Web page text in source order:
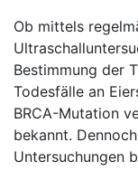
Ob mittels
Bestimmung der
Todesfälle an
BRCA-Mutation
bekannt.
Untersuchungen